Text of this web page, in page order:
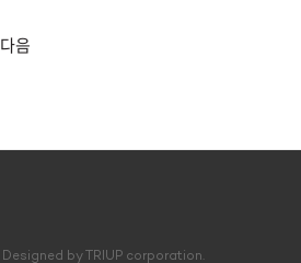
다음
Designed by TRIUP corporation.